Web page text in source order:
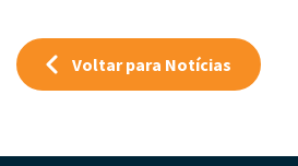
Voltar para Notícias